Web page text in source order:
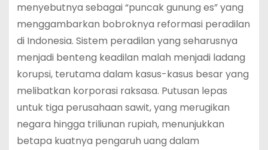
menyebutnya sebagai “puncak gunung es” yang
menggambarkan bobroknya reformasi peradilan
di Indonesia. Sistem peradilan yang seharusnya
menjadi benteng keadilan malah menjadi ladang
korupsi, terutama dalam kasus-kasus besar yang
melibatkan korporasi raksasa. Putusan lepas
untuk tiga perusahaan sawit, yang merugikan
negara hingga triliunan rupiah, menunjukkan
betapa kuatnya pengaruh uang dalam